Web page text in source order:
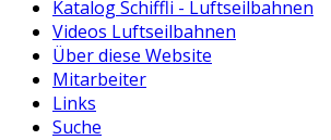
Katalog Schiffli - Luftseilbahnen
Videos Luftseilbahnen
Über diese Website
Mitarbeiter
Links
Suche